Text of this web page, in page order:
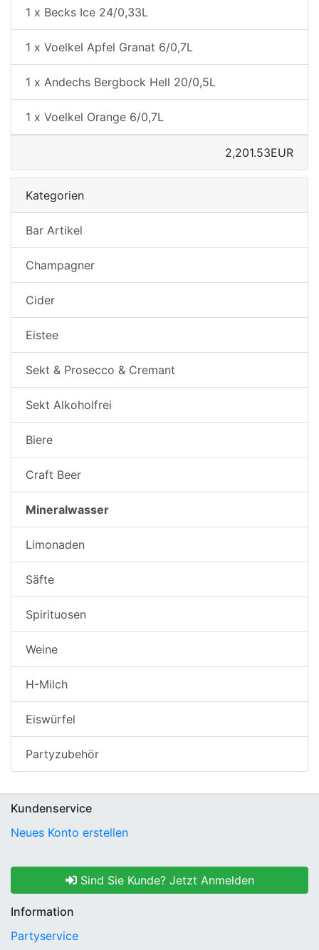
1 x Becks Ice 24/0,33L
1 x Voelkel Apfel Granat 6/0,7L
1 x Andechs Bergbock Hell 20/0,5L
1 x Voelkel Orange 6/0,7L
2,201.53EUR
Kategorien
Bar Artikel
Champagner
Cider
Eistee
Sekt & Prosecco & Cremant
Sekt Alkoholfrei
Biere
Craft Beer
Mineralwasser
Limonaden
Säfte
Spirituosen
Weine
H-Milch
Eiswürfel
Partyzubehör
Kundenservice
Neues Konto erstellen
Sind Sie Kunde? Jetzt Anmelden
Information
Partyservice